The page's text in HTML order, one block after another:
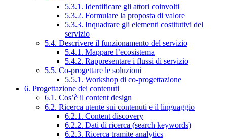
5.3.1. Identificare gli attori coinvolti
5.3.2. Formulare la proposta di valore
5.3.3. Inquadrare gli elementi costitutivi del
servizio
5.4. Descrivere il funzionamento del servizio
5.4.1. Mappare l’ecosistema
5.4.2. Rappresentare i flussi di servizio
5.5. Co-progettare le soluzioni
5.5.1. Workshop di co-progettazione
6. Progettazione dei contenuti
6.1. Cos’è il content design
6.2. Ricerca utente sui contenuti e il linguaggio
6.2.1. Content discovery
6.2.2. Dati di ricerca (search keywords)
6.2.3. Ricerca tramite analytics